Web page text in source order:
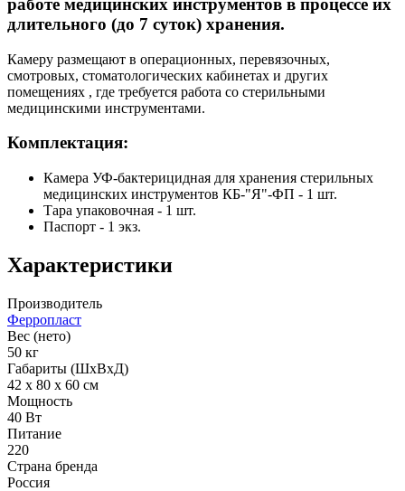
работе медицинских инструментов в процессе их
длительного (до 7 суток) хранения.
Камеру размещают в операционных, перевязочных,
смотровых, стоматологических кабинетах и других
помещениях , где требуется работа со стерильными
медицинскими инструментами.
Комплектация:
Камера УФ-бактерицидная для хранения стерильных
медицинских инструментов КБ-"Я"-ФП - 1 шт.
Тара упаковочная - 1 шт.
Паспорт - 1 экз.
Характеристики
Производитель
Ферропласт
Вес (нето)
50 кг
Габариты (ШхВхД)
42 х 80 х 60 см
Мощность
40 Вт
Питание
220
Страна бренда
Россия